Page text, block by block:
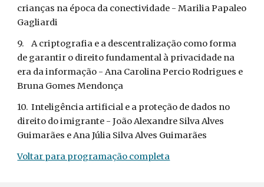
crianças na época da conectividade - Marilia Papaleo
Gagliardi
9.
A criptografia e a descentralização como forma
de garantir o direito fundamental à privacidade na
era da informação - Ana Carolina Percio Rodrigues e
Bruna Gomes Mendonça
10. Inteligência artificial e a proteção de dados no
direito do imigrante - João Alexandre Silva Alves
Guimarães e Ana Júlia Silva Alves Guimarães
Voltar para programação completa